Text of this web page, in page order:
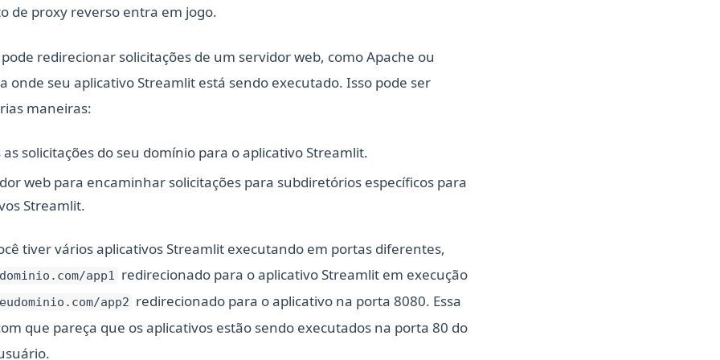
de proxy reverso entra em jogo.
redirecionar solicitações de um servidor web, como Apache ou
onde seu aplicativo Streamlit está sendo executado. Isso pode ser
maneiras:
solicitações do seu domínio para o aplicativo Streamlit.
web para encaminhar solicitações para subdiretórios específicos para
Streamlit.
tiver vários aplicativos Streamlit executando em portas diferentes,
app1 redirecionado para o aplicativo Streamlit em execução
app2 redirecionado para o aplicativo na porta 8080. Essa
que pareça que os aplicativos estão sendo executados na porta 80 do